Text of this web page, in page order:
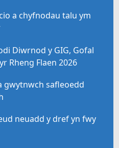
a chyfnodau talu ym
Diwrnod y GIG, Gofal
Rheng Flaen 2026
gwytnwch safleoedd
neuadd y dref yn fwy